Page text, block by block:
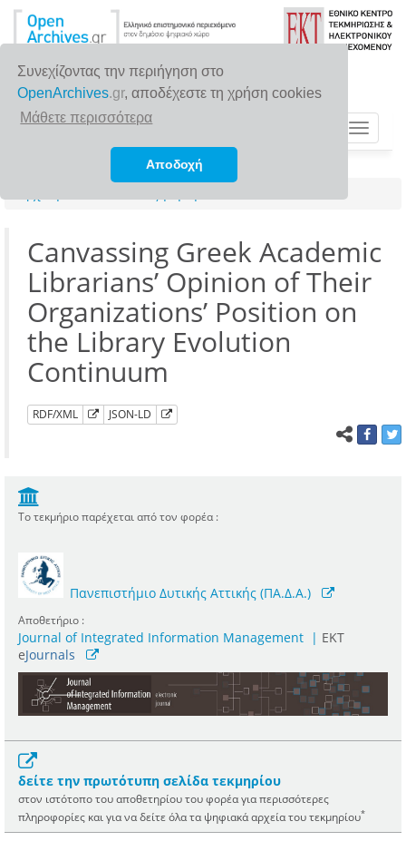
Συνεχίζοντας την περιήγηση στο
OpenArchives.gr, αποδέχεστε τη χρήση cookies
Μάθετε περισσότερα
Αποδοχή
Toggle
Canvassing Greek Academic
Librarians’ Opinion of Their
Organizations’ Position on
the Library Evolution
Continuum
RDF/XML JSON-LD
Το τεκμήριο παρέχεται από τον φορέα :
Πανεπιστήμιο Δυτικής Αττικής (ΠΑ.Δ.Α.)
Αποθετήριο :
Journal of Integrated Information Management | ΕΚΤ
eJournals
δείτε την πρωτότυπη σελίδα τεκμηρίου
στον ιστότοπο του αποθετηρίου του φορέα για περισσότερες
πληροφορίες και για να δείτε όλα τα ψηφιακά αρχεία του τεκμηρίου*